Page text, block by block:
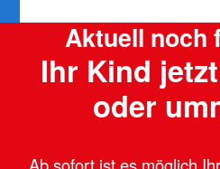
Aktuell noch
Ihr Kind
oder